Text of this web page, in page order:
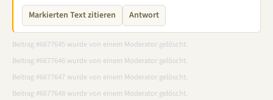
Markierten Text zitieren Antwort
Beitrag #6677645 wurde von einem Moderator gelöscht.
Beitrag #6677646 wurde von einem Moderator gelöscht.
Beitrag #6677647 wurde von einem Moderator gelöscht.
Beitrag #6677648 wurde von einem Moderator gelöscht.